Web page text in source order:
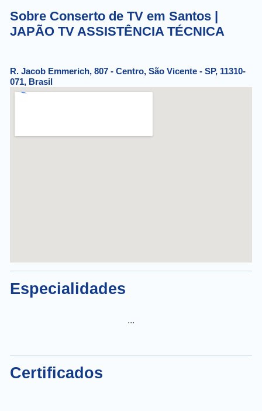
Sobre Conserto de TV em Santos |
JAPÃO TV ASSISTÊNCIA TÉCNICA
R. Jacob Emmerich, 807 - Centro, São Vicente - SP, 11310-
071, Brasil
Especialidades
...
Certificados